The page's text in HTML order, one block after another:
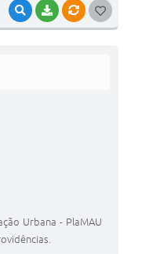
VISUALIZAR
BAIXARVÍNCULOS
Urbana - PlaMAU